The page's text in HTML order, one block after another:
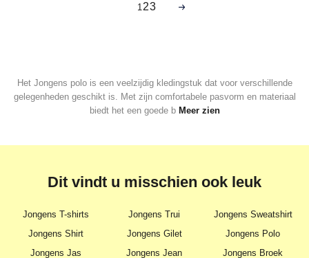
1 23
Het Jongens polo is een veelzijdig kledingstuk dat voor verschillende
gelegenheden geschikt is. Met zijn comfortabele pasvorm en materiaal
biedt het een goede b Meer zien
Dit vindt u misschien ook leuk
Jongens T-shirts Jongens Trui
Jongens Sweatshirt
Jongens Shirt
Jongens Gilet
Jongens Polo
Jongens Jas
Jongens Jean Jongens Broek